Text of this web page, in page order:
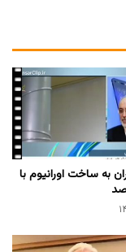
به ساخت اورانیوم با